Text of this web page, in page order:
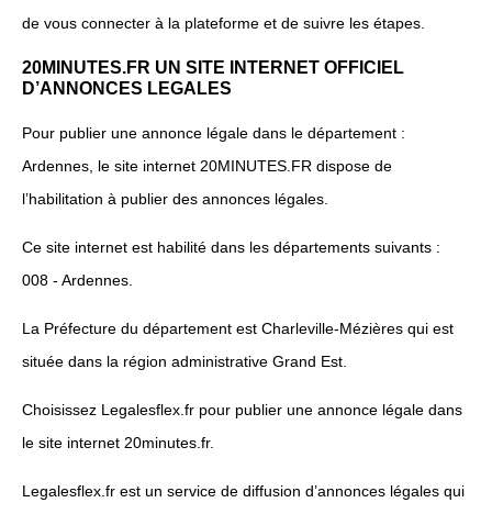
de vous connecter à la plateforme et de suivre les étapes.
20MINUTES.FR UN SITE INTERNET OFFICIEL
D’ANNONCES LEGALES
Pour publier une annonce légale dans le département :
Ardennes, le site internet 20MINUTES.FR dispose de
l’habilitation à publier des annonces légales.
Ce site internet est habilité dans les départements suivants :
008 - Ardennes.
La Préfecture du département est Charleville-Mézières qui est
située dans la région administrative Grand Est.
Choisissez Legalesflex.fr pour publier une annonce légale dans
le site internet 20minutes.fr.
Legalesflex.fr est un service de diffusion d’annonces légales qui